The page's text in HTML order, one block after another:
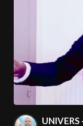
UNIVERS